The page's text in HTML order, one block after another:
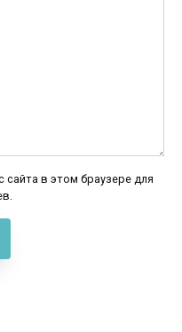
сайта в этом браузере для